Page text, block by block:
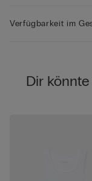
Verfügbarkeit im
Dir